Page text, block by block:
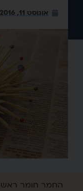
אוגוסט 11, 2016
החמר חומר